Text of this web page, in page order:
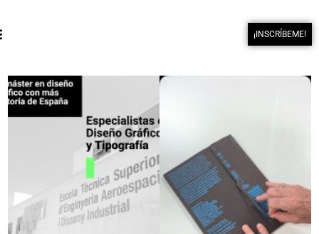
¡INSCRÍBEME!